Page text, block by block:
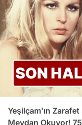
Yeşilçam'ın
Meydan Okuyor! 75